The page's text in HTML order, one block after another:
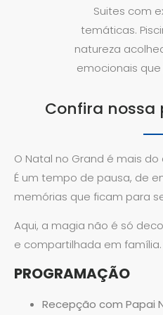
Suites com
temáticas.
natureza
emocionais
Confira
O Natal no Grand é mais
É um tempo de pausa, de
memórias que ficam para
Aqui, a magia não é só
e compartilhada em família.
PROGRAMAÇÃO
Recepção com Papai